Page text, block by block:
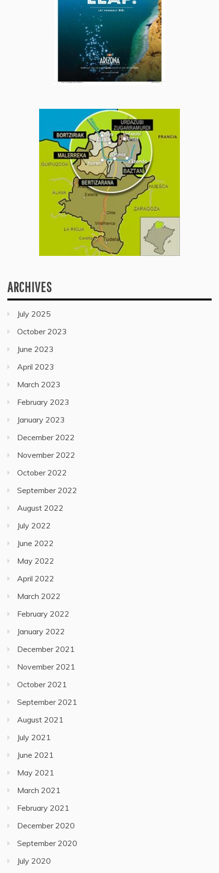
ARCHIVES
July 2025
October 2023
June 2023
April 2023
March 2023
February 2023
January 2023
December 2022
November 2022
October 2022
September 2022
August 2022
July 2022
June 2022
May 2022
April 2022
March 2022
February 2022
January 2022
December 2021
November 2021
October 2021
September 2021
August 2021
July 2021
June 2021
May 2021
March 2021
February 2021
December 2020
September 2020
July 2020